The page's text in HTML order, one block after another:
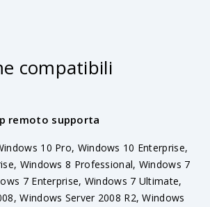
compatibili
remoto supporta
10 Pro, Windows 10 Enterprise,
Windows 8 Professional, Windows 7
7 Enterprise, Windows 7 Ultimate,
Windows Server 2008 R2, Windows